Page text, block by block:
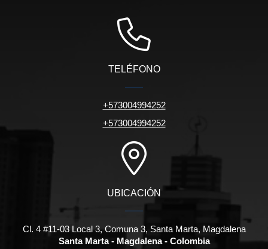
TELÉFONO
+573004994252
+573004994252
UBICACIÓN
Cl. 4 #11-03 Local 3, Comuna 3, Santa Marta, Magdalena
Santa Marta - Magdalena - Colombia